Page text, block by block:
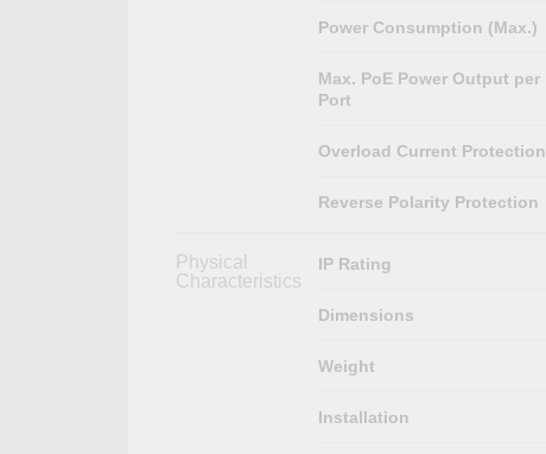
Power Consumption (Max.)
Max. PoE Power Output per
Port
Overload Current Protection
Reverse Polarity Protection
Physical
Characteristics
IP Rating
Dimensions
Weight
Installation